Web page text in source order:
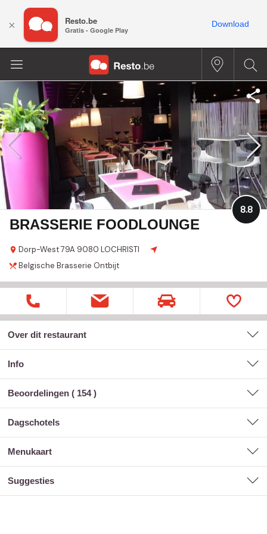
BRASSERIE FOODLOUNGE
Dorp-West 79A 9080 LOCHRISTI
8.8
Belgische Brasserie Ontbijt
Over dit restaurant
Info
Beoordelingen ( 154)
dagschotels
menukaart
suggesties
× Resto.be
Gratis - Google Play
Download